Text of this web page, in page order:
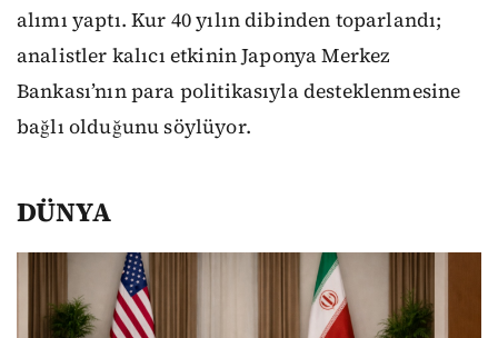
alımı yaptı. Kur 40 yılın dibinden toparlandı;
analistler kalıcı etkinin Japonya Merkez
Bankası’nın para politikasıyla desteklenmesine
bağlı olduğunu söylüyor.
DÜNYA